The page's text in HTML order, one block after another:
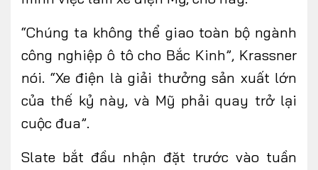
“Chúng ta không thể giao toàn bộ ngành
công nghiệp ô tô cho Bắc Kinh”, Krassner
nói. “Xe điện là giải thưởng sản xuất lớn
của thế kỷ này, và Mỹ phải quay trở lại
cuộc đua”.
Slate bắt đầu nhận đặt trước vào tuần